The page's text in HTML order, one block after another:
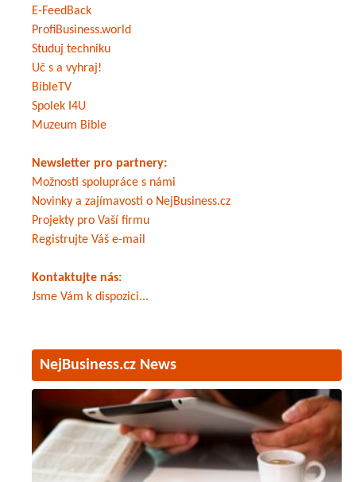
E-FeedBack
ProfiBusiness.world
Studuj techniku
Uč s a vyhraj!
BibleTV
Spolek I4U
Muzeum Bible
Newsletter pro partnery:
Možnosti spolupráce s námi
Novinky a zajímavosti o NejBusiness.cz
Projekty pro Vaší firmu
Registrujte Váš e-mail
Kontaktujte nás:
Jsme Vám k dispozici...
NejBusiness.cz News